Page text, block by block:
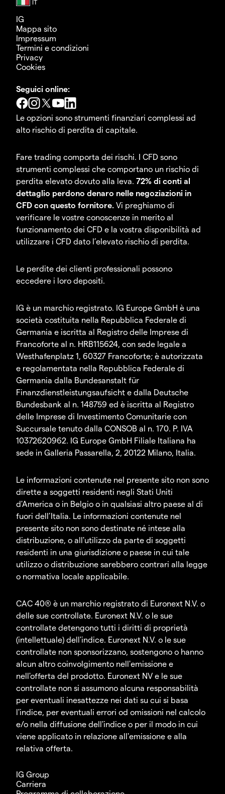
IG
Mappa sito
Impressum
Termini e condizioni
Privacy
Cookies
Seguici online:
Le opzioni sono strumenti finanziari complessi ad
alto rischio di perdita di capitale.
Fare trading comporta dei rischi. I CFD sono
strumenti complessi che comportano un rischio di
perdita elevato dovuto alla leva. 72% di conti al
dettaglio perdono denaro nelle negoziazioni in
CFD con questo fornitore. Vi preghiamo di
verificare le vostre conoscenze in merito al
funzionamento dei CFD e la vostra disponibilità ad
utilizzare i CFD dato l’elevato rischio di perdita.
Le perdite dei clienti professionali possono
eccedere i loro depositi.
IG è un marchio registrato. IG Europe GmbH è una
società costituita nella Repubblica Federale di
Germania e iscritta al Registro delle Imprese di
Francoforte al n. HRB115624, con sede legale a
Westhafenplatz 1, 60327 Francoforte; è autorizzata
e regolamentata nella Repubblica Federale di
Germania dalla Bundesanstalt für
Finanzdienstleistungsaufsicht e dalla Deutsche
Bundesbank al n. 148759 ed è iscritta al Registro
delle Imprese di Investimento Comunitarie con
Succursale tenuto dalla CONSOB al n. 170. P. IVA
10372620962. IG Europe GmbH Filiale Italiana ha
sede in Galleria Passarella, 2, 20122 Milano, Italia.
Le informazioni contenute nel presente sito non sono
dirette a soggetti residenti negli Stati Uniti
d'America o in Belgio o in qualsiasi altro paese al di
fuori dell’Italia. Le informazioni contenute nel
presente sito non sono destinate né intese alla
distribuzione, o all'utilizzo da parte di soggetti
residenti in una giurisdizione o paese in cui tale
utilizzo o distribuzione sarebbero contrari alla legge
o normativa locale applicabile.
CAC 40® è un marchio registrato di Euronext N.V. o
delle sue controllate. Euronext N.V. o le sue
controllate detengono tutti i diritti di proprietà
(intellettuale) dell'indice. Euronext N.V. o le sue
controllate non sponsorizzano, sostengono o hanno
alcun altro coinvolgimento nell'emissione e
nell'offerta del prodotto. Euronext NV e le sue
controllate non si assumono alcuna responsabilità
per eventuali inesattezze nei dati su cui si basa
l'indice, per eventuali errori od omissioni nel calcolo
e/o nella diffusione dell'indice o per il modo in cui
viene applicato in relazione all'emissione e alla
relativa offerta.
IG Group
Carriera